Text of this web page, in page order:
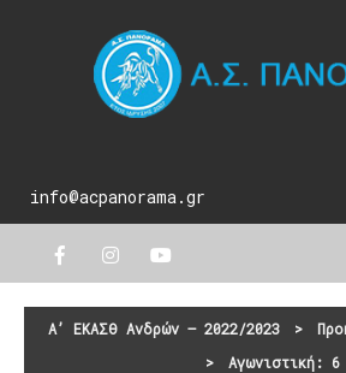
info@acpanorama.gr
Α’ ΕΚΑΣΘ Ανδρών – 2022/2023 >
>
Αγωνιστική: 6